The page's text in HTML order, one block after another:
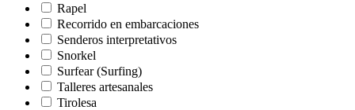
Rapel
Recorrido en embarcaciones
Senderos interpretativos
Snorkel
Surfear (Surfing)
Talleres artesanales
Tirolesa